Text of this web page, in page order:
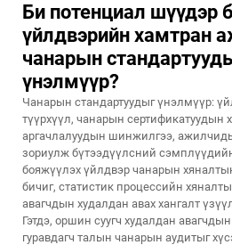
Би потенциал шүүдэр
үйлдвэрийн хамтран
чанарын
үнэлмүүр?
Чанарын стандартуудыг үнэлмүүр:
түүрхүүл, чанарын
аргачлалуудын шинжилгээ,
зориулж бүтээдүүлсний
бояжүүлэх үйлдвэр чанарын
бичиг, статистик процессийн
авагчдын худалдан авах хангалт
Гэтдэ, оршин суугч худалдан
гуравдагч талын чанарын аудитыг